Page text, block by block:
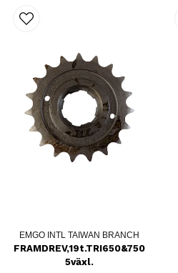
EMGO INTL TAIWAN BRANCH
FRAMDREV,19t.TRI650&750
5växl.